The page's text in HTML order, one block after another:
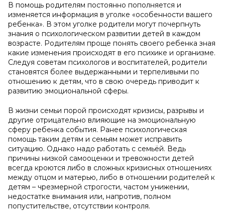
В помощь родителям постоянно пополняется и
изменяется информация в уголке «особенности вашего
ребенка». В этом уголке родители могут почерпнуть
знания о психологическом развитии детей в каждом
возрасте. Родителям проще понять своего ребенка зная
какие изменения происходят в его психике и организме.
Следуя советам психологов и воспитателей, родители
становятся более выдержанными и терпеливыми по
отношению к детям, что в свою очередь приводит к
развитию эмоциональной сферы.
В жизни семьи порой происходят кризисы, разрывы и
другие отрицательно влияющие на эмоциональную
сферу ребенка события. Ранее психологическая
помощь таким детям и семьям может исправить
ситуацию. Однако надо работать с семьёй. Ведь
причины низкой самооценки и тревожности детей
всегда кроются либо в сложных кризисных отношениях
между отцом и матерью, либо в отношении родителей к
детям – чрезмерной строгости, частом унижении,
недостатке внимания или, напротив, полном
попустительстве, отсутствии контроля.